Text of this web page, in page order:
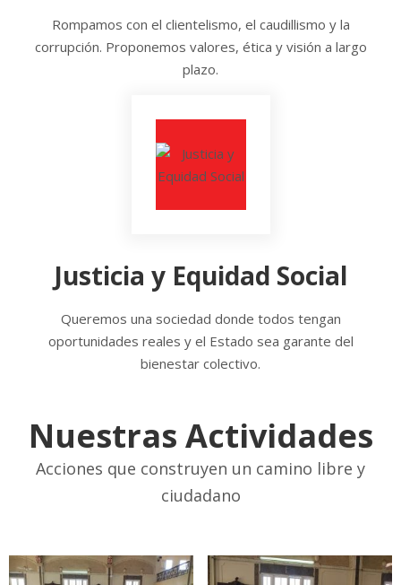
Rompamos con el clientelismo, el caudillismo y la
corrupción. Proponemos valores, ética y visión a largo
plazo.
Justicia y Equidad Social
Queremos una sociedad donde todos tengan
oportunidades reales y el Estado sea garante del
bienestar colectivo.
Nuestras Actividades
Acciones que construyen un camino libre y
ciudadano